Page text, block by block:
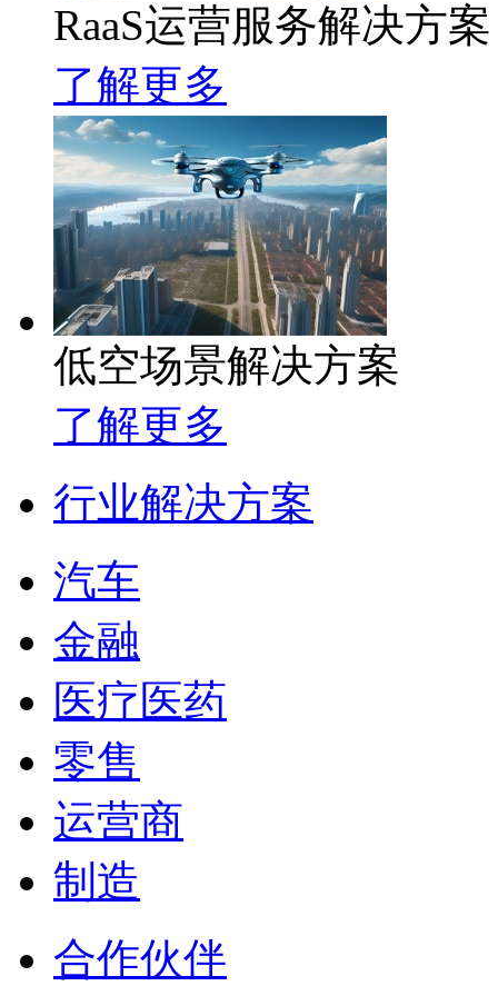
RaaS运营服务解决方案
了解更多
低空场景解决方案
了解更多
行业解决方案
汽车
金融
医疗医药
零售
运营商
制造
合作伙伴